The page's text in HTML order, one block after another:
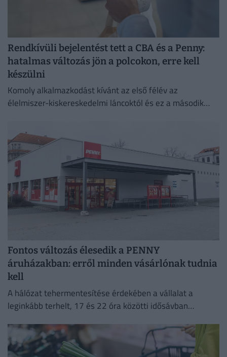
Rendkívüli bejelentést tett a CBA és a Penny:
hatalmas változás jön a polcokon, erre kell
készülni
Komoly alkalmazkodást kívánt az első félév az
élelmiszer-kiskereskedelmi láncoktól és ez a második
Fontos változás élesedik a PENNY
áruházakban: erről minden vásárlónak tudnia
kell
A hálózat tehermentesítése érdekében a vállalat a
leginkább terhelt, 17 és 22 óra közötti idősávban